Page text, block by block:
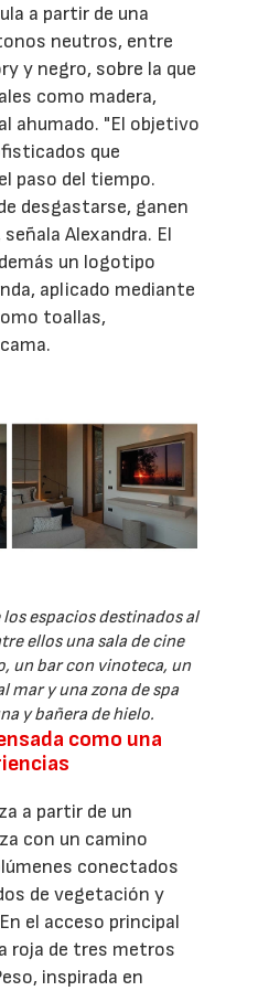
a partir de una
neutros, entre
y negro, sobre la que
como madera,
ahumado. "El objetivo
que
paso del tiempo.
desgastarse, ganen
Alexandra. El
un logotipo
aplicado mediante
toallas,
espacios destinados al
ellos una sala de cine
un bar con vinoteca, un
mar y una zona de spa
y bañera de hielo.
como una
a partir de un
con un camino
conectados
de vegetación y
el acceso principal
roja de tres metros
inspirada en